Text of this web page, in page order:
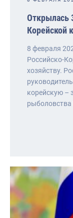
Открылась
Корейской
8 февраля
Российско-
хозяйству.
корейскую –
рыболовства